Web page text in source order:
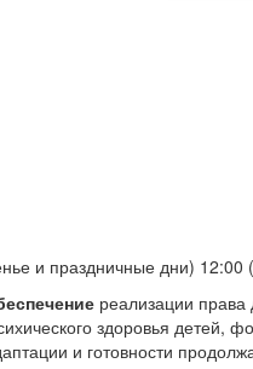
и праздничные дни) 12:00
реализации
здоровья детей,
и готовности